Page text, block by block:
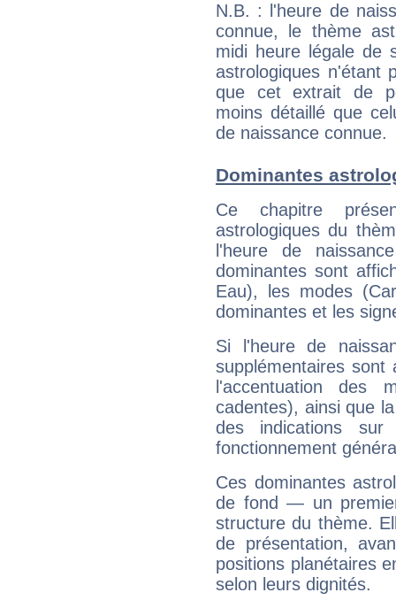
N.B. : l'heure de
connue, le thème
midi heure légale de
astrologiques n'étant
que cet extrait de
moins détaillé que
de naissance connue.
Dominantes
Ce chapitre
astrologiques du
l'heure de
dominantes sont
Eau), les modes
dominantes et les
Si l'heure de
supplémentaires sont
l'accentuation des
cadentes), ainsi que
des indications sur
fonctionnement
Ces dominantes
de fond — un
structure du thème.
de présentation,
positions planétaires
selon leurs dignités.